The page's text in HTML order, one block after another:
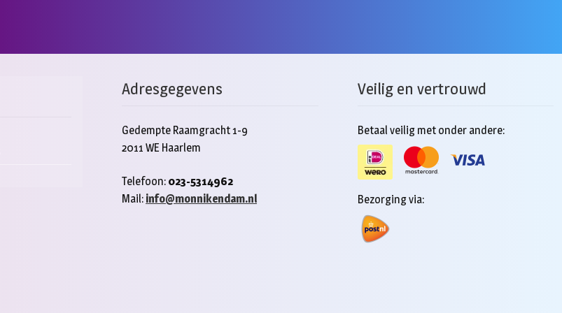
Adresgegevens
Gedempte Raamgracht 1-9
2011 WE Haarlem
Telefoon: 023-5314962
Mail: info@monnikendam.nl
Veilig en vertrouwd
Betaal veilig met onder andere:
Bezorging via: